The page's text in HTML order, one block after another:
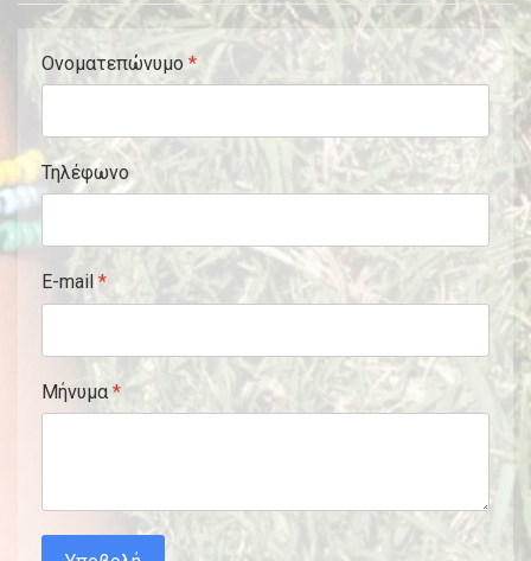
Ονοματεπώνυμο *
Τηλέφωνο
E-mail *
Μήνυμα *